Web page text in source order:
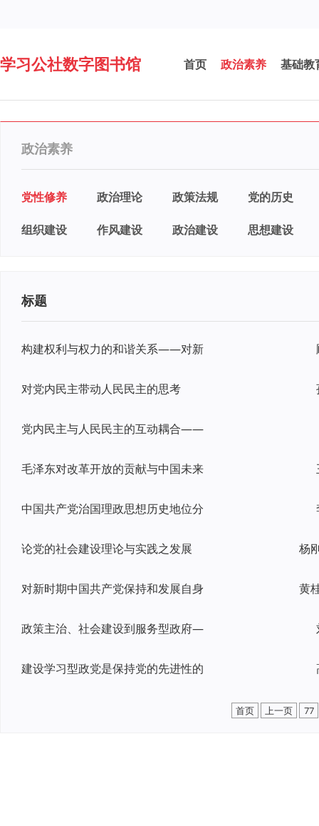
学习公社数字图书馆 首页 政治素养 基础教
政治素养
党性修养 政治理论 政策法规 党的历史
组织建设 作风建设 政治建设 思想建设
标题
构建权利与权力的和谐关系——对新
对党内民主带动人民民主的思考
党内民主与人民民主的互动耦合——
毛泽东对改革开放的贡献与中国未来
中国共产党治国理政思想历史地位分
论党的社会建设理论与实践之发展
对新时期中国共产党保持和发展自身
政策主治、社会建设到服务型政府—
建设学习型政党是保持党的先进性的
首页 上一页 77